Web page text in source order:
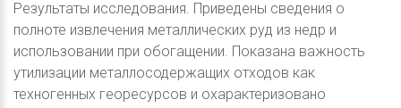
Результаты исследования. Приведены сведения о
полноте извлечения металлических руд из недр и
использовании при обогащении. Показана важность
утилизации металлосодержащих отходов как
техногенных георесурсов и охарактеризовано